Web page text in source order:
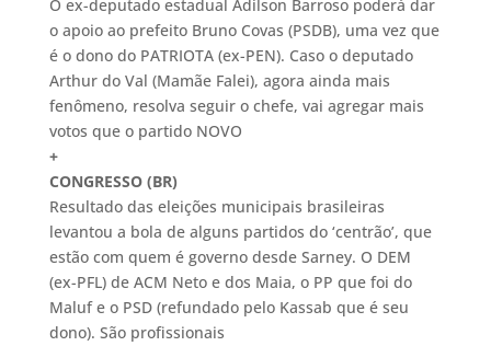
O ex-deputado estadual Adilson Barroso poderá dar
o apoio ao prefeito Bruno Covas (PSDB), uma vez que
é o dono do PATRIOTA (ex-PEN). Caso o deputado
Arthur do Val (Mamãe Falei), agora ainda mais
fenômeno, resolva seguir o chefe, vai agregar mais
votos que o partido NOVO
+
CONGRESSO (BR)
Resultado das eleições municipais brasileiras
levantou a bola de alguns partidos do ‘centrão’, que
estão com quem é governo desde Sarney. O DEM
(ex-PFL) de ACM Neto e dos Maia, o PP que foi do
Maluf e o PSD (refundado pelo Kassab que é seu
dono). São profissionais